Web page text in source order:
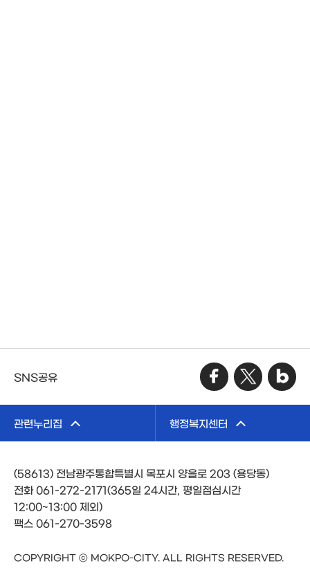
SNS공유
관련누리집 행정복지센터
(58613) 전남광주통합특별시 목포시 양을로 203 (용당동)
전화 061-272-2171(365일 24시간, 평일점심시간
12:00~13:00 제외)
팩스 061-270-3598
COPYRIGHT ⓒ MOKPO-CITY. ALL RIGHTS RESERVED.